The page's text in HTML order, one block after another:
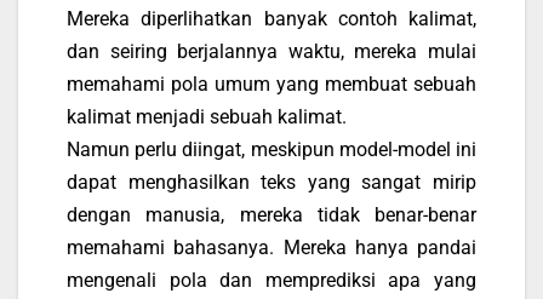
Mereka diperlihatkan banyak contoh kalimat,
dan seiring berjalannya waktu, mereka mulai
memahami pola umum yang membuat sebuah
kalimat menjadi sebuah kalimat.
Namun perlu diingat, meskipun model-model ini
dapat menghasilkan teks yang sangat mirip
dengan manusia, mereka tidak benar-benar
memahami bahasanya. Mereka hanya pandai
mengenali pola dan memprediksi apa yang